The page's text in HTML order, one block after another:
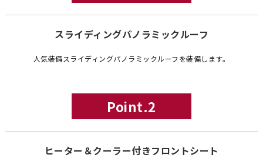
スライディングパノラミックルーフ
人気装備スライディングパノラミックルーフを装備します。
Point.2
ヒーター＆クーラー付きフロントシート